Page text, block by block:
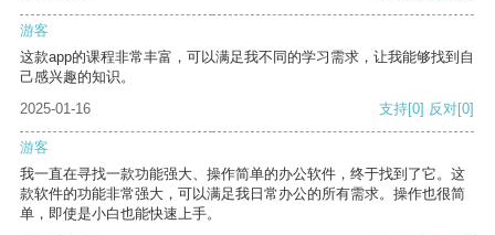
游客
这款app的课程非常丰富，可以满足我不同的学习需求，让我能够找到自
己感兴趣的知识。
2025-01-16
支持[0] 反对[0]
游客
我一直在寻找一款功能强大、操作简单的办公软件，终于找到了它。这
款软件的功能非常强大，可以满足我日常办公的所有需求。操作也很简
单，即使是小白也能快速上手。